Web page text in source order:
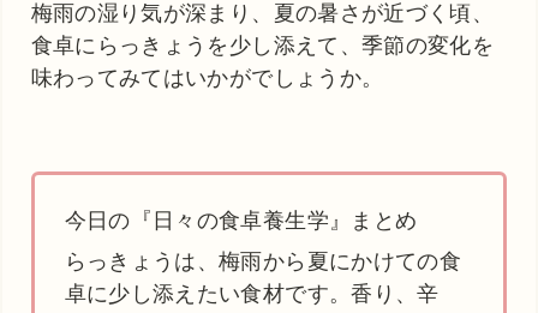
梅雨の湿り気が深まり、夏の暑さが近づく頃、
食卓にらっきょうを少し添えて、季節の変化を
味わってみてはいかがでしょうか。
今日の『日々の食卓養生学』まとめ
らっきょうは、梅雨から夏にかけての食
卓に少し添えたい食材です。香り、辛